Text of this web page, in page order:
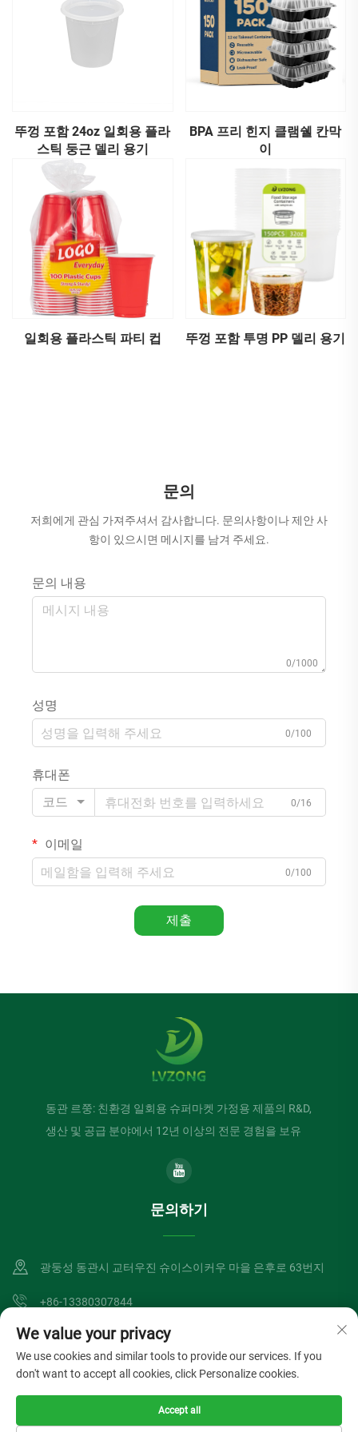
뚜껑 포함 24oz 일회용 플라
스틱 둥근 델리 용기
BPA 프리 힌지 클램쉘 칸막
이
일회용 플라스틱 파티 컵 뚜껑 포함 투명 PP 델리 용기
문의
저희에게 관심 가져주셔서 감사합니다. 문의사항이나 제안 사
항이 있으시면 메시지를 남겨 주세요.
문의 내용
0/1000
성명
0/100
휴대폰
코드
0/16
이메일
0/100
제출
동관 르쭝: 친환경 일회용 슈퍼마켓 가정용 제품의 R&D,
생산 및 공급 분야에서 12년 이상의 전문 경험을 보유
문의하기
광둥성 동관시 교터우진 슈이스이커우 마을 은후로 63번지
+86-13380307844
[email protected]
저작권 © 동관 뤼종 산업 유한회사. 모든 권리 보유.
개인정보 처리방침
블로그
We value your privacy
We use cookies and similar tools to provide our services. If you
don't want to accept all cookies, click Personalize cookies.
Accept all